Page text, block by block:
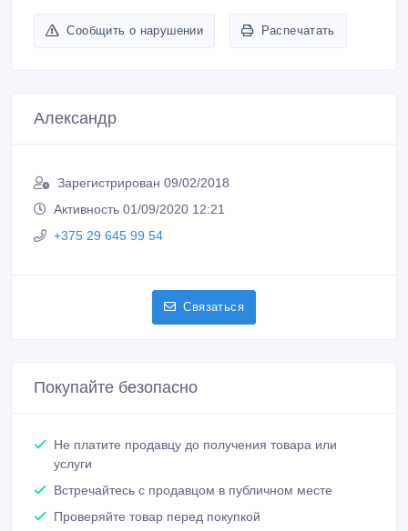
Сообщить о нарушении Распечатать
Александр
Зарегистрирован 09/02/2018
Активность 01/09/2020 12:21
+375 29 645 99 54
Связаться
Покупайте безопасно
Не платите продавцу до получения товара или
услуги
Встречайтесь с продавцом в публичном месте
Проверяйте товар перед покупкой